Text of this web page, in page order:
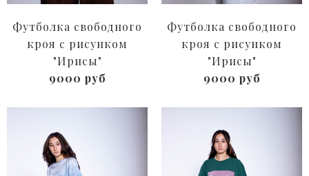
Футболка свободного
кроя с рисунком
"Ирисы"
9000 руб
Футболка свободного
кроя с рисунком
"Ирисы"
9000 руб